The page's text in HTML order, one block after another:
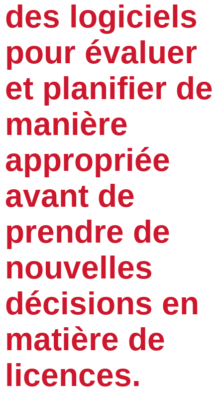
des logiciels
pour évaluer
et planifier de
manière
appropriée
avant de
prendre de
nouvelles
décisions en
matière de
licences.